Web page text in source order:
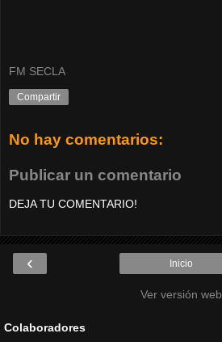
FM SECLA
Compartir
No hay comentarios:
Publicar un comentario
DEJA TU COMENTARIO!
‹ Inicio
Ver versión web
Colaboradores